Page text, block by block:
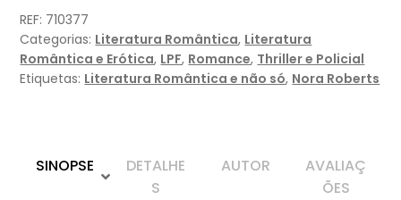
REF: 710377
Categorias: Literatura Romântica, Literatura
Romântica e Erótica, LPF, Romance, Thriller e Policial
Etiquetas: Literatura Romântica e não só, Nora Roberts
SINOPSE
DETALHE
S
AUTOR
AVALIAÇ
ÕES